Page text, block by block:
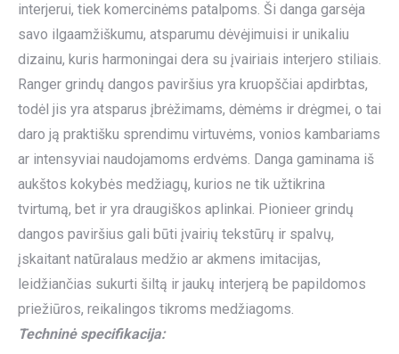
interjerui, tiek komercinėms patalpoms. Ši danga garsėja
savo ilgaamžiškumu, atsparumu dėvėjimuisi ir unikaliu
dizainu, kuris harmoningai dera su įvairiais interjero stiliais.
Ranger grindų dangos paviršius yra kruopščiai apdirbtas,
todėl jis yra atsparus įbrėžimams, dėmėms ir drėgmei, o tai
daro ją praktišku sprendimu virtuvėms, vonios kambariams
ar intensyviai naudojamoms erdvėms. Danga gaminama iš
aukštos kokybės medžiagų, kurios ne tik užtikrina
tvirtumą, bet ir yra draugiškos aplinkai. Pionieer grindų
dangos paviršius gali būti įvairių tekstūrų ir spalvų,
įskaitant natūralaus medžio ar akmens imitacijas,
leidžiančias sukurti šiltą ir jaukų interjerą be papildomos
priežiūros, reikalingos tikroms medžiagoms.
Techninė specifikacija: